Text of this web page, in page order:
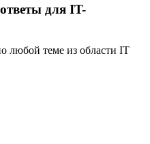
для IT-
любой теме из области IT